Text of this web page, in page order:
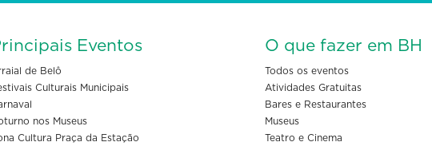
Eventos
de Belô
Culturais Municipais
nos Museus
Cultura Praça da Estação
O que fazer em BH
Todos os eventos
Atividades Gratuitas
Bares e Restaurantes
Museus
Teatro e Cinema